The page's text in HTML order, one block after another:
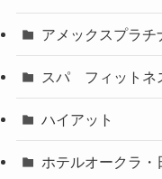
アメックスプラチ
スパ フィットネ
ハイアット
ホテルオークラ・